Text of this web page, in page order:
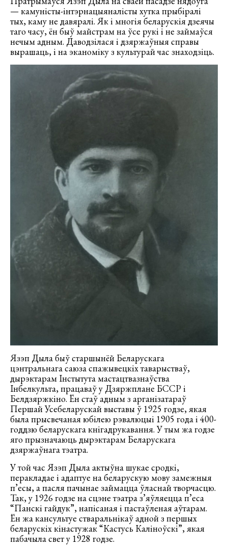
— камуністы-інтэрнацыяналісты хутка прыбіралі
тых, каму не давяралі. Як і многія беларускія дзеячы
таго часу, ён быў майстрам на ўсе рукі і не займаўся
нечым адным. Даводзілася і дзяржаўныя справы
вырашаць, і на эканоміку з культурай час знаходзіць.
Язэп Дыла быў старшынёй Беларускага
цэнтральнага саюза спажывецкіх таварыстваў,
дырэктарам Інстытута мастацтвазнаўства
Інбелкульта, працаваў у Дзяржплане БССР і
Белдзяржкіно. Ён стаў адным з арганізатараў
Першай Усебеларускай выставы ў 1925 годзе, якая
была прысвечаная юбілею рэвалюцыі 1905 года і 400-
годдзю беларускага кнігадрукавання. У тым жа годзе
яго прызначаюць дырэктарам Беларускага
дзяржаўнага тэатра.
У той час Язэп Дыла актыўна шукае сродкі,
перакладае і адаптуе на беларускую мову замежныя
п’есы, а пасля пачынае займацца ўласнай творчасцю.
Так, у 1926 годзе на сцэне тэатра з’яўляецца п’еса
“Панскі гайдук”, напісаная і пастаўленая аўтарам.
Ён жа кансультуе стваральнікаў адной з першых
беларускіх кінастужак “Кастусь Каліноўскі”, якая
пабачыла свет у 1928 годзе.